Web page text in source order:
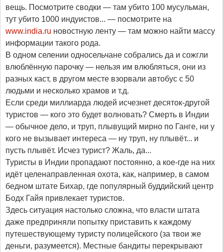
вещь. Посмотрите сводки — там убито 100 мусульман,
тут убито 1000 индуистов... — посмотрите на
www.india.ru новостную ленту — там можно найти массу
информации такого рода.
В одном селении односельчане собрались да и сожгли
влюблённую парочку — нельзя им влюбляться, они из
разных каст, в другом месте взорвали автобус с 50
людьми и несколько храмов и т.д.
Если среди миллиарда людей исчезнет десяток-другой
туристов — кого это будет волновать? Смерть в Индии
— обычное дело, и труп, плывущий мирно по Ганге, ни у
кого не вызывает интереса — ну труп, ну плывёт... и
пусть плывёт. Исчез турист? Жаль, да...
Туристы в Индии пропадают постоянно, а кое-где на них
идёт целенаправленная охота, как, например, в самом
бедном штате Бихар, где популярный буддийский центр
Бодх Гайя привлекает туристов.
Здесь ситуация настолько сложна, что власти штата
даже предприняли попытку приставить к каждому
путешествующему туристу полицейского (за твои же
деньги, разумеется). Местные бандиты перекрывают